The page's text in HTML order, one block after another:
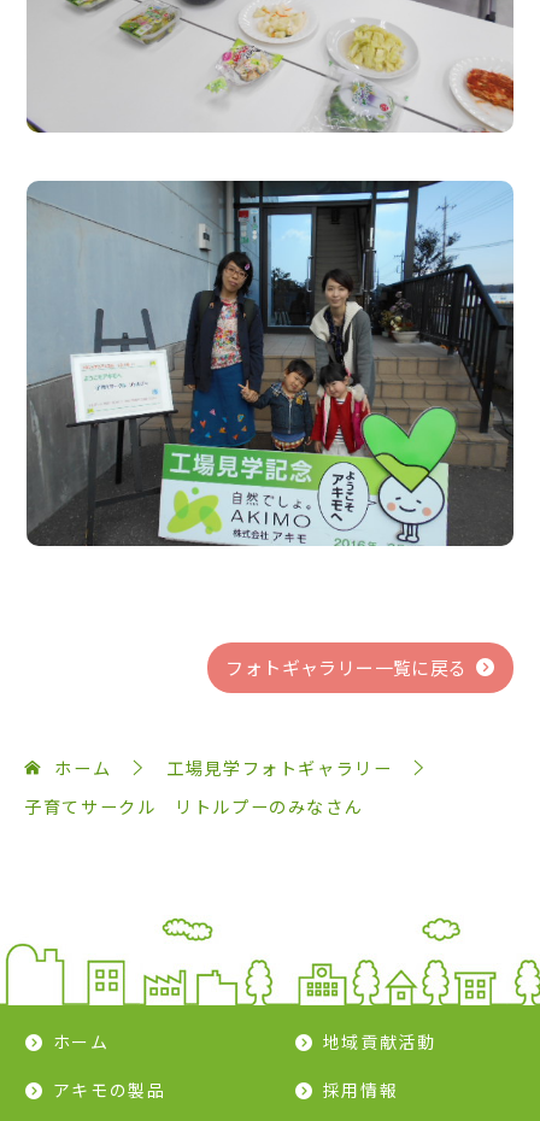
フォトギャラリー一覧に戻る
ホーム
工場見学フォトギャラリー
子育てサークル リトルプーのみなさん
ホーム
アキモの製品
地域貢献活動
採用情報